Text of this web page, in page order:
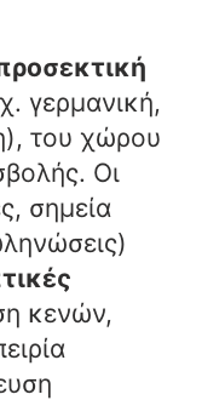
γερμανική,
του χώρου
Οι
σημεία
κενών,